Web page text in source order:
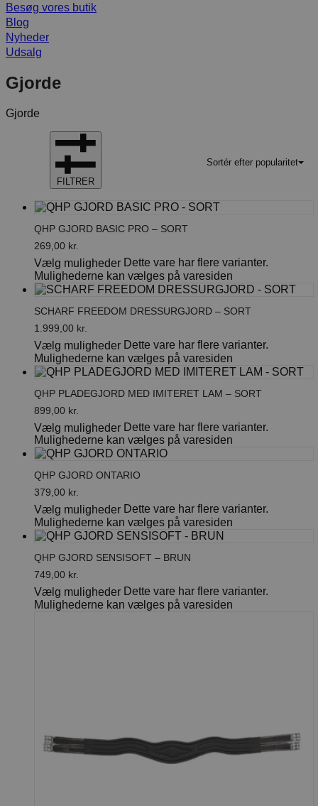
Besøg vores butik
Blog
Nyheder
Udsalg
Gjorde
Gjorde
Sortér efter popularitet
FILTRER
QHP GJORD BASIC PRO – SORT
269,00 kr.
Vælg muligheder Dette vare har flere varianter.
Mulighederne kan vælges på varesiden
SCHARF FREEDOM DRESSURGJORD – SORT
1.999,00 kr.
Vælg muligheder Dette vare har flere varianter.
Mulighederne kan vælges på varesiden
QHP PLADEGJORD MED IMITERET LAM – SORT
899,00 kr.
Vælg muligheder Dette vare har flere varianter.
Mulighederne kan vælges på varesiden
QHP GJORD ONTARIO
379,00 kr.
Vælg muligheder Dette vare har flere varianter.
Mulighederne kan vælges på varesiden
QHP GJORD SENSISOFT – BRUN
749,00 kr.
Vælg muligheder Dette vare har flere varianter.
Mulighederne kan vælges på varesiden